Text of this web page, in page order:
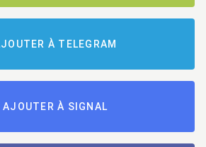
À TELEGRAM
AJOUTER À SIGNAL